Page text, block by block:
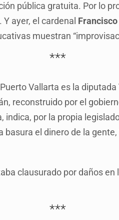
pública gratuita. Por lo
ayer, el cardenal
muestran
***
Vallarta es la diputada
reconstruido por el
por la propia
el dinero de la
clausurado por daños
***